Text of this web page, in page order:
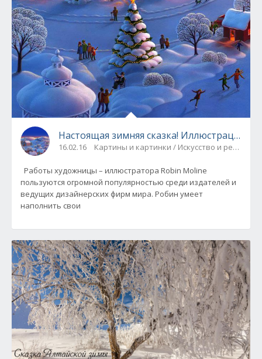
Настоящая зимняя сказка! Иллюстрации
16.02.16 Картины и картинки / Искусство и ремёсла
Работы художницы – иллюстратора Robin Moline
пользуются огромной популярностью среди издателей и
ведущих дизайнерских фирм мира. Робин умеет
наполнить свои